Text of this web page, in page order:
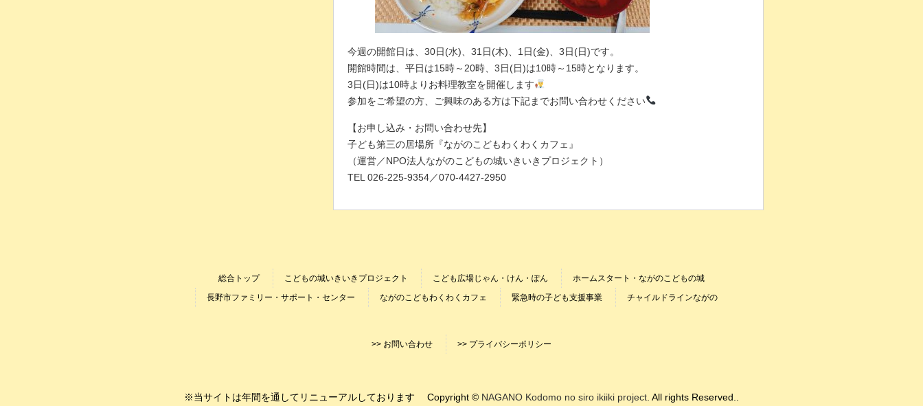
今週の開館日は、30日(水)、31日(木)、1日(金)、3日(日)です。
開館時間は、平日は15時～20時、3日(日)は10時～15時となります。
3日(日)は10時よりお料理教室を開催します
参加をご希望の方、ご興味のある方は下記までお問い合わせください
【お申し込み・お問い合わせ先】
子ども第三の居場所『ながのこどもわくわくカフェ』
（運営／NPO法人ながのこどもの城いきいきプロジェクト）
TEL 026-225-9354／070-4427-2950
総合トップ こどもの城いきいきプロジェクト こども広場じゃん・けん・ぽん
ホームスタート・ながのこどもの城
長野市ファミリー・サポート・センター
ながのこどもわくわくカフェ 緊急時の子ども支援事業 チャイルドラインながの
>> お問い合わせ >> プライバシーポリシー
※当サイトは年間を通してリニューアルしております Copyright © NAGANO Kodomo no siro ikiiki project . All rights Reserved..